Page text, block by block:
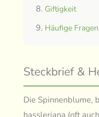
Giftigkeit
Häufige Fragen
Steckbrief &
Die Spinnenblume,